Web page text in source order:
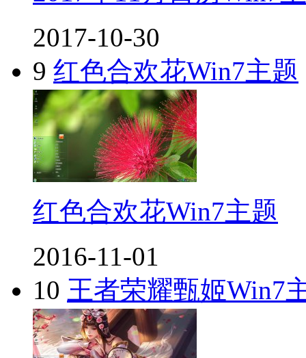
2017-10-30
9 红色合欢花Win7主题
红色合欢花Win7主题
2016-11-01
10 王者荣耀甄姬Win7